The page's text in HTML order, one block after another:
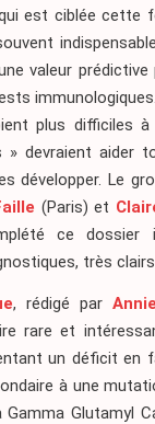
est ciblée cette
valeur
plus difficiles à
» devraient aider
développer. Le
(Paris) et
ce dossier
très
, rédigé par
rare et
un déficit en
à une
Gamma Glutamyl